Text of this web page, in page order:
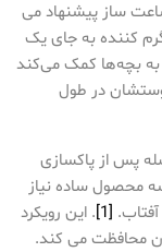
ساز پیشنهاد می
کننده به جای یک
به بچه‌ها کمک می‌کند
در طول
پس از پاکسازی
فقط به سه محصول ساده نیاز
[1]
. این رویکرد
محافظت می کند.